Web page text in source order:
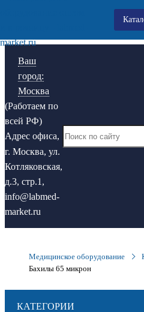
Ваш
город:
Москва
(Работаем по
всей РФ)
Адрес офиса,
г. Москва, ул.
Котляковская,
д.3, стр.1,
info@labmed-
market.ru
Медицинское оборудование
Бахилы 65 микрон
КАТЕГОРИИ